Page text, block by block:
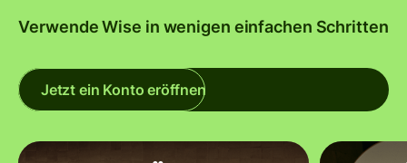
Verwende Wise in wenigen einfachen Schritten
Jetzt ein Konto eröffnen